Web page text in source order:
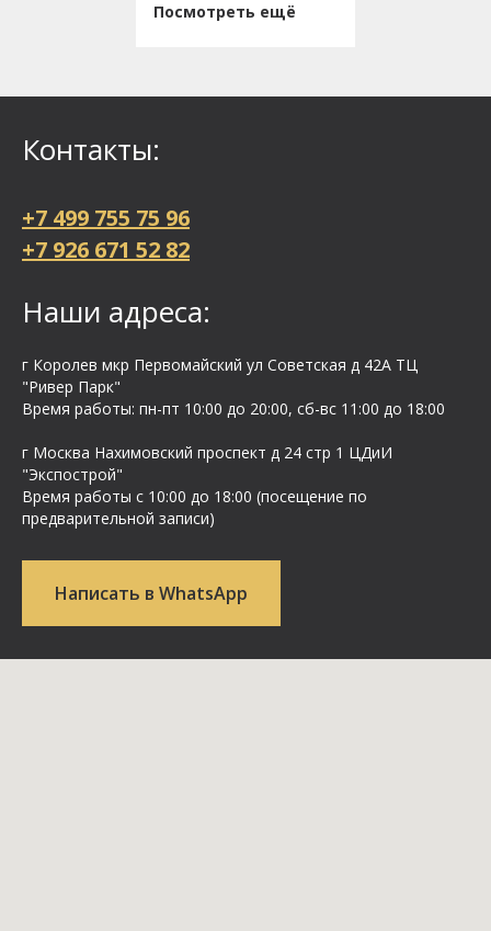
Посмотреть ещё
Контакты:
+7 499 755 75 96
+7 926 671 52 82
Наши адреса:
г Королев мкр Первомайский ул Cоветская д 42А ТЦ
"Ривер Парк"
Время работы: пн-пт 10:00 до 20:00, сб-вс 11:00 до 18:00
г Москва Нахимовский проспект д 24 стр 1 ЦДиИ
"Экспострой"
Время работы с 10:00 до 18:00 (посещение по
предварительной записи)
Написать в WhatsApp